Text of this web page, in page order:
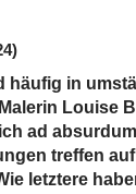
häufig in
Louise
ad
treffen
letztere